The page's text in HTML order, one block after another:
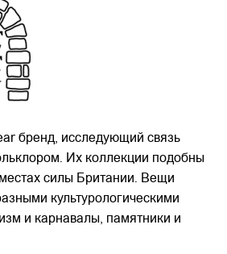
бренд, исследующий связь
Их коллекции подобны
силы Британии. Вещи
культурологическими
и карнавалы, памятники и